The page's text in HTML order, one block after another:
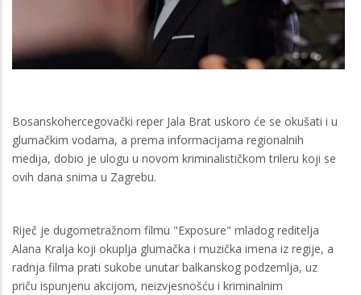
Bosanskohercegovački reper Jala Brat uskoro će se okušati i u
glumačkim vodama, a prema informacijama regionalnih
medija, dobio je ulogu u novom kriminalističkom trileru koji se
ovih dana snima u Zagrebu.
Riječ je dugometražnom filmu "Exposure" mladog reditelja
Alana Kralja koji okuplja glumačka i muzička imena iz regije, a
radnja filma prati sukobe unutar balkanskog podzemlja, uz
priču ispunjenu akcijom, neizvjesnošću i kriminalnim